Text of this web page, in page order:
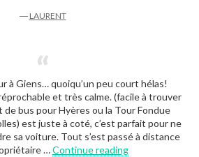
― LAURENT
à Giens… quoiqu’un peu court hélas!
et très calme. (facile à trouver
bus pour Hyères ou la Tour Fondue
est juste à coté, c’est parfait pour ne
sa voiture. Tout s’est passé à distance
…Continue reading“Didier”